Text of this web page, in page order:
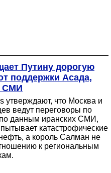
Путину дорогую
поддержки Асада,
СМИ
утверждают, что Москва и
ведут переговоры по
данным иранских СМИ,
катастрофические
а король Салман не
к региональным